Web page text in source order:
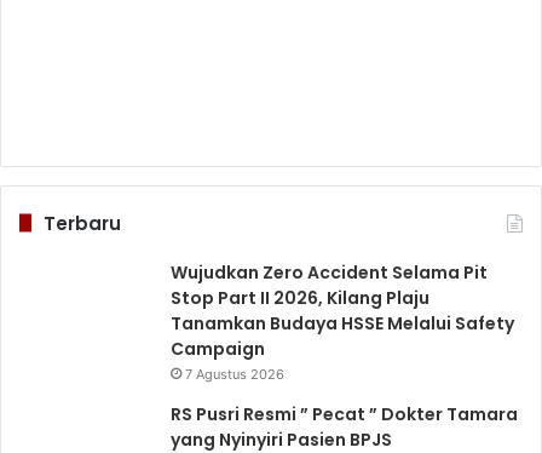
Terbaru
Wujudkan Zero Accident Selama Pit
Stop Part II 2026, Kilang Plaju
Tanamkan Budaya HSSE Melalui Safety
Campaign
7 Agustus 2026
RS Pusri Resmi ” Pecat ” Dokter Tamara
yang Nyinyiri Pasien BPJS